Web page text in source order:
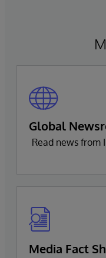
Global
Read news from
Media Fact